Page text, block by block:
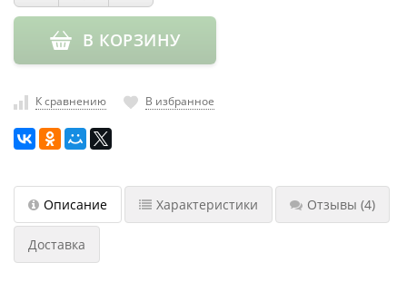
насадки
Хранение
инструмента
РАСПРОДАЖА
В КОРЗИНУ
К сравнению В избранное
Описание Характеристики Отзывы (4)
Доставка